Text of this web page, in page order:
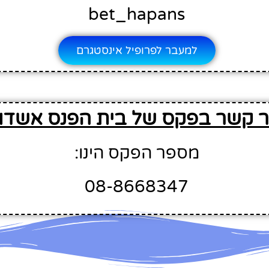
bet_hapans
למעבר לפרופיל אינסטגרם
קשר בפקס של בית הפנס
מספר הפקס הינו:
08-8668347